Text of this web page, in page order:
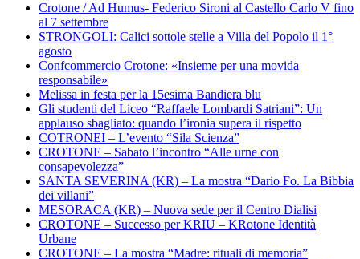
Crotone / Ad Humus- Federico Sironi al Castello Carlo V fino
al 7 settembre
STRONGOLI: Calici sottole stelle a Villa del Popolo il 1°
agosto
Confcommercio Crotone: «Insieme per una movida
responsabile»
Melissa in festa per la 15esima Bandiera blu
Gli studenti del Liceo “Raffaele Lombardi Satriani”: Un
applauso sbagliato: quando l’ironia supera il rispetto
COTRONEI – L’evento “Sila Scienza”
CROTONE – Sabato l’incontro “Alle urne con
consapevolezza”
SANTA SEVERINA (KR) – La mostra “Dario Fo. La Bibbia
dei villani”
MESORACA (KR) – Nuova sede per il Centro Dialisi
CROTONE – Successo per KRIU – KRotone Identità
Urbane
CROTONE – La mostra “Madre: rituali di memoria”